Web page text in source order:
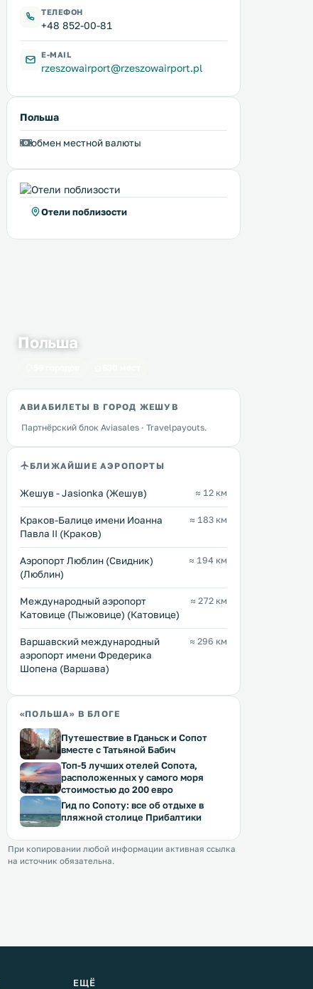
3 км
Blue Diamond Hotel Active
SPA
62 … 174 $
расположен в тихом районе, всего
аэропорта Ясёнка и в 10 минутах
езды от центра города Жешув. .
3-звездочный отель
Roku находится в Рудне-
номерах, оформленных в
стиле, и могут
бесплатным Wi-Fi. .
ТЕЛЕФОН
+48 852-00-81
E-MAIL
rzeszowairport@rzeszowairport.pl
Польша
обмен местной валюты
Отели поблизости
Польша
АВИАБИЛЕТЫ В ГОРОД ЖЕШУВ
Партнёрский блок Aviasales · Travelpayouts.
БЛИЖАЙШИЕ АЭРОПОРТЫ
Жешув - Jasionka (Жешув) ≈ 12 км
Краков-Балице имени Иоанна
Павла II (Краков)
≈ 183 км
Аэропорт Люблин (Свидник)
(Люблин)
≈ 194 км
Международный аэропорт
Катовице (Пыжовице) (Катовице)
≈ 272 км
Варшавский международный
аэропорт имени Фредерика
Шопена (Варшава)
≈ 296 км
«ПОЛЬША» В БЛОГЕ
Путешествие в Гданьск и Сопот
вместе с Татьяной Бабич
Топ-5 лучших отелей Сопота,
расположенных у самого моря
стоимостью до 200 евро
Гид по Сопоту: все об отдыхе в
пляжной столице Прибалтики
При копировании любой информации активная ссылка
на источник обязательна.
ЕЩЁ